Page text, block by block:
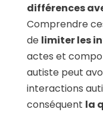
différences
Comprendre
de limiter les
actes et
autiste peut
interactions
conséquent la